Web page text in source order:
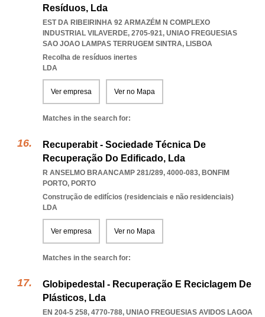
Resíduos, Lda
EST DA RIBEIRINHA 92 ARMAZÉM N COMPLEXO
INDUSTRIAL VILAVERDE, 2705-921, UNIAO FREGUESIAS
SAO JOAO LAMPAS TERRUGEM SINTRA, LISBOA
Recolha de resíduos inertes
LDA
Ver empresa Ver no Mapa
Matches in the search for:
Recuperabit - Sociedade Técnica De
Recuperação Do Edificado, Lda
R ANSELMO BRAANCAMP 281/289, 4000-083, BONFIM
PORTO, PORTO
Construção de edifícios (residenciais e não residenciais)
LDA
Ver empresa Ver no Mapa
Matches in the search for:
Globipedestal - Recuperação E Reciclagem De
Plásticos, Lda
EN 204-5 258, 4770-788, UNIAO FREGUESIAS AVIDOS LAGOA